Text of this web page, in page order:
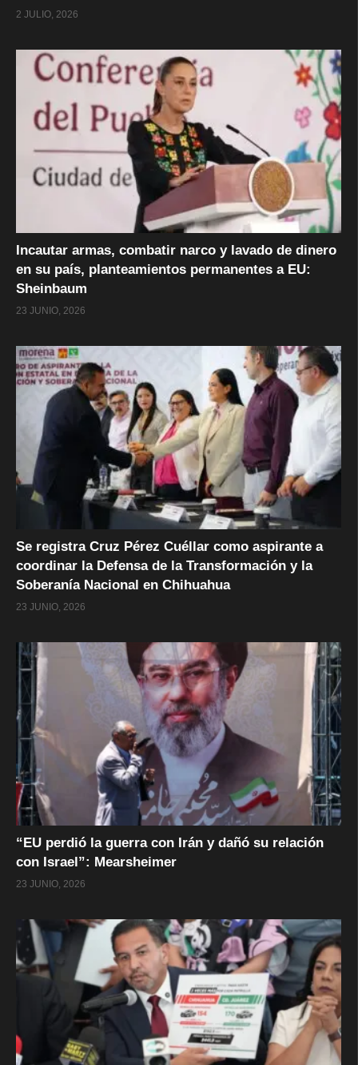
2 JULIO, 2026
Incautar armas, combatir narco y lavado de dinero
en su país, planteamientos permanentes a EU:
Sheinbaum
23 JUNIO, 2026
Se registra Cruz Pérez Cuéllar como aspirante a
coordinar la Defensa de la Transformación y la
Soberanía Nacional en Chihuahua
23 JUNIO, 2026
“EU perdió la guerra con Irán y dañó su relación
con Israel”: Mearsheimer
23 JUNIO, 2026